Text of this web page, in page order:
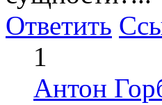
Ответить
1
Антон